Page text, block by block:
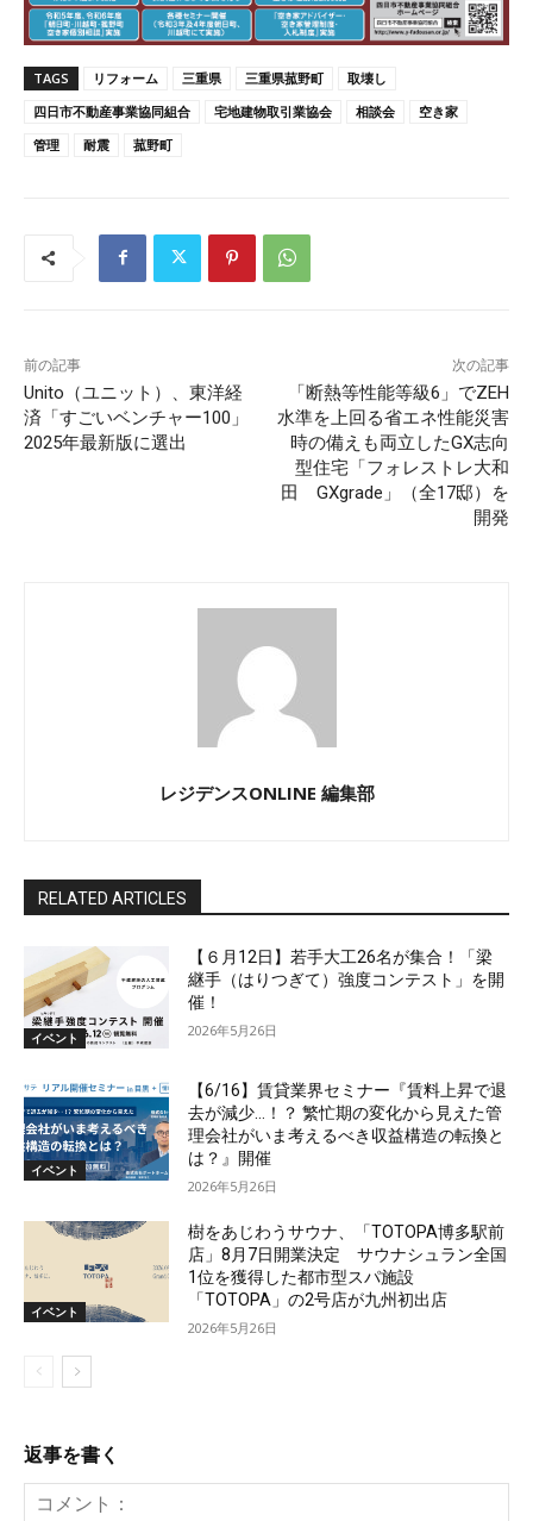
TAGS リフォーム 三重県 三重県菰野町
取壊し
四日市不動産事業協同組合
宅地建物取引業協会 相談会
空き家
管理
耐震 菰野町
前の記事
Unito（ユニット）、東洋経
済「すごいベンチャー100」
2025年最新版に選出
次の記事
「断熱等性能等級6」でZEH
水準を上回る省エネ性能災害
時の備えも両立したGX志向
型住宅「フォレストレ大和
田 GXgrade」（全17邸）を
開発
レジデンスONLINE 編集部
RELATED ARTICLES
イベント
【６月12日】若手大工26名が集合！「梁
継手（はりつぎて）強度コンテスト」を開
催！
2026年5月26日
イベント
【6/16】賃貸業界セミナー『賃料上昇で退
去が減少…！？ 繁忙期の変化から見えた管
理会社がいま考えるべき収益構造の転換と
は？』開催
2026年5月26日
イベント
樹をあじわうサウナ、「TOTOPA博多駅前
店」8月7日開業決定 サウナシュラン全国
1位を獲得した都市型スパ施設
「TOTOPA」の2号店が九州初出店
2026年5月26日
返事を書く